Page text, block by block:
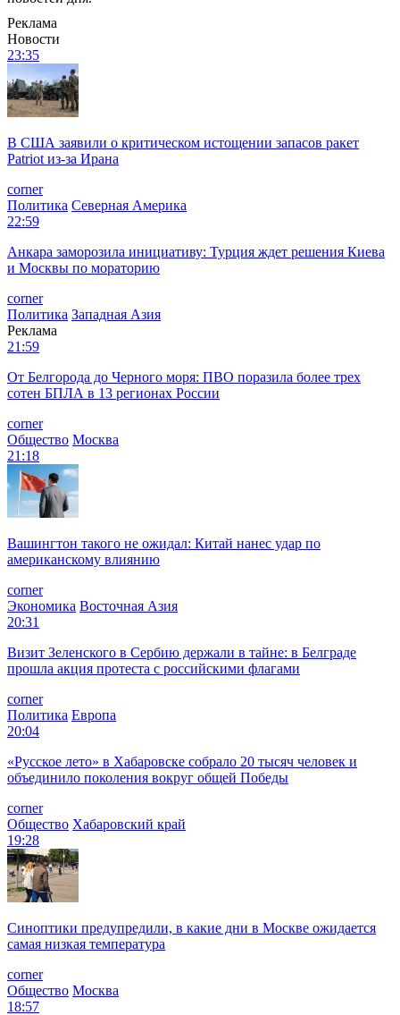
Реклама
Новости
23:35
В США заявили о критическом истощении запасов ракет
Patriot из-за Ирана
corner
Политика Северная Америка
22:59
Анкара заморозила инициативу: Турция ждет решения Киева
и Москвы по мораторию
corner
Политика Западная Азия
Реклама
21:59
От Белгорода до Черного моря: ПВО поразила более трех
сотен БПЛА в 13 регионах России
corner
Общество Москва
21:18
Вашингтон такого не ожидал: Китай нанес удар по
американскому влиянию
corner
Экономика Восточная Азия
20:31
Визит Зеленского в Сербию держали в тайне: в Белграде
прошла акция протеста с российскими флагами
corner
Политика Европа
20:04
«Русское лето» в Хабаровске собрало 20 тысяч человек и
объединило поколения вокруг общей Победы
corner
Общество Хабаровский край
19:28
Синоптики предупредили, в какие дни в Москве ожидается
самая низкая температура
corner
Общество Москва
18:57